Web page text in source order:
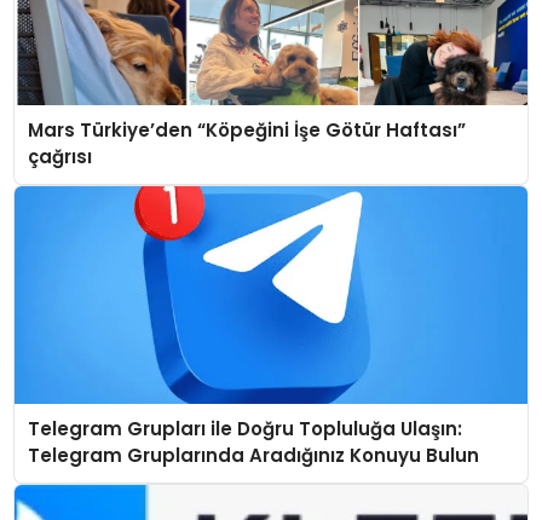
Mars Türkiye’den “Köpeğini İşe Götür Haftası”
çağrısı
Telegram Grupları ile Doğru Topluluğa Ulaşın:
Telegram Gruplarında Aradığınız Konuyu Bulun